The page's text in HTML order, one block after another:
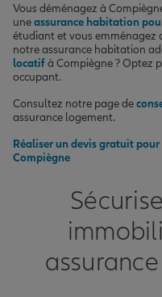
Vous déménagez à
uneassurance habitation
étudiant et vous emménagez
notre assurance habitation
locatifà Compiègne ? Optez
occupant.
Consultez notre page de
assurance logement.
Réaliser un devis gratuit
Compiègne